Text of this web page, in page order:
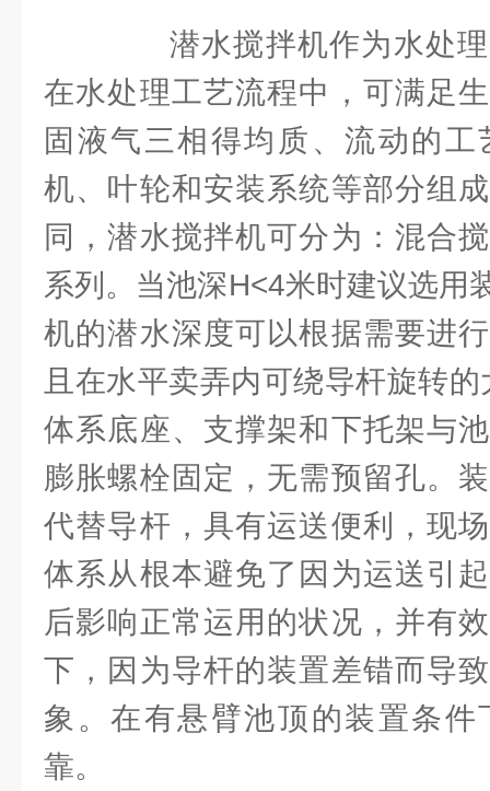
潜水搅拌机作为水处理
在水处理工艺流程中，可满足
固液气三相得均质、流动的
机、叶轮和安装系统等部分组
同，潜水搅拌机可分为：混合
系列。当池深H<4米时建议选用
机的潜水深度可以根据需要进
且在水平卖弄内可绕导杆旋转
体系底座、支撑架和下托架与
膨胀螺栓固定，无需预留孔。
代替导杆，具有运送便利，现
体系从根本避免了因为运送引
后影响正常运用的状况，并有
下，因为导杆的装置差错而导
象。在有悬臂池顶的装置条
靠。